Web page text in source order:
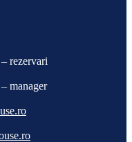
– rezervari
– manager